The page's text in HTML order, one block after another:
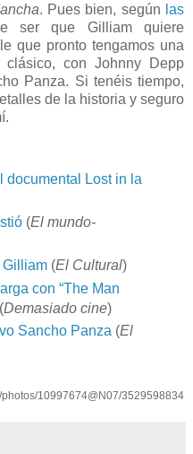
. Pues bien, según las
ser que Gilliam quiere
que pronto tengamos una
clásico, con Johnny Depp
Panza. Si tenéis tiempo,
de la historia y seguro
documental Lost in la
(El mundo-
Gilliam(El Cultural)
con “The Man
(Demasiado cine)
Sancho Panza(El
10997674@N07/3529598834